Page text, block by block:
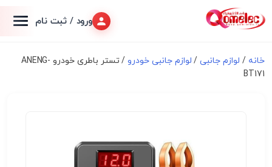
ورود / ثبت نام
خانه / لوازم جانبی/ لوازم جانبی خودرو
/ تستر باطری خودرو ANENG-
BT171